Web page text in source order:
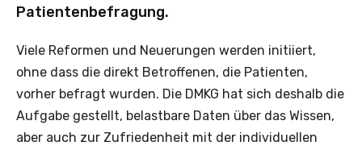
Patientenbefragung.
Viele Reformen und Neuerungen werden initiiert,
ohne dass die direkt Betroffenen, die Patienten,
vorher befragt wurden. Die DMKG hat sich deshalb die
Aufgabe gestellt, belastbare Daten über das Wissen,
aber auch zur Zufriedenheit mit der individuellen